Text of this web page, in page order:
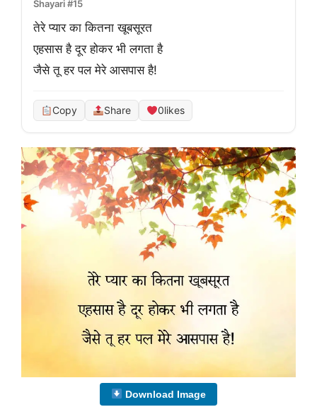
Shayari #15
तेरे प्यार का कितना खूबसूरत
एहसास है दूर होकर भी लगता है
जैसे तू हर पल मेरे आसपास है!
Copy Share 0likes
Download Image